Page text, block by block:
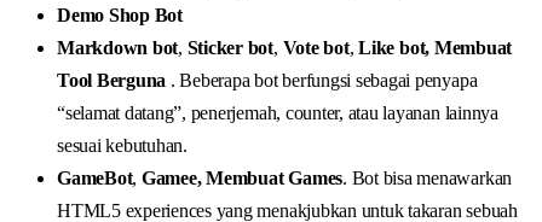
Demo Shop Bot
Markdown bot, Sticker bot, Vote bot,Like bot, Membuat
Tool Berguna . Beberapa bot berfungsi sebagai penyapa
“selamat datang”, penerjemah, counter, atau layanan lainnya
sesuai kebutuhan.
GameBot, Gamee, Membuat Games. Bot bisa menawarkan
HTML5 experiences yang menakjubkan untuk takaran sebuah